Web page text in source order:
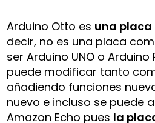
Arduino Otto es una placa
decir, no es una placa
ser Arduino UNO o
puede modificar tanto
añadiendo funciones
nuevo e incluso se puede
Amazon Echo pues la